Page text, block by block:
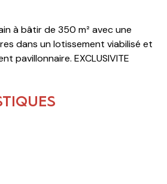
à bâtir de 350 m² avec une
dans un lotissement viabilisé et
pavillonnaire. EXCLUSIVITE